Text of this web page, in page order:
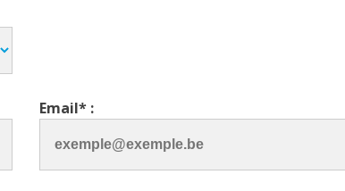
Email* :